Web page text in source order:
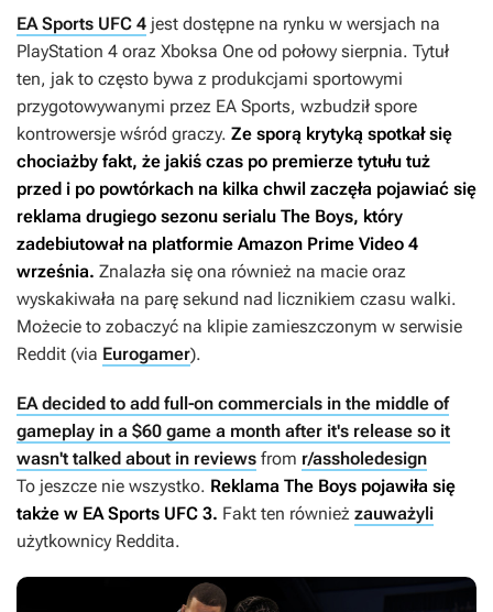
EA Sports UFC 4 jest dostępne na rynku w wersjach na
PlayStation 4 oraz Xboksa One od połowy sierpnia. Tytuł
ten, jak to często bywa z produkcjami sportowymi
przygotowywanymi przez EA Sports, wzbudził spore
kontrowersje wśród graczy. Ze sporą krytyką spotkał się
chociażby fakt, że jakiś czas po premierze tytułu tuż
przed i po powtórkach na kilka chwil zaczęła pojawiać się
reklama drugiego sezonu serialu The Boys, który
zadebiutował na platformie Amazon Prime Video 4
września. Znalazła się ona również na macie oraz
wyskakiwała na parę sekund nad licznikiem czasu walki.
Możecie to zobaczyć na klipie zamieszczonym w serwisie
Reddit (via Eurogamer).
EA decided to add full-on commercials in the middle of
gameplay in a $60 game a month after it's release so it
wasn't talked about in reviews from r/assholedesign
To jeszcze nie wszystko. Reklama The Boys pojawiła się
także w EA Sports UFC 3. Fakt ten również zauważyli
użytkownicy Reddita.